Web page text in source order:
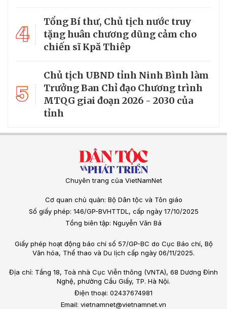
4
Tổng Bí thư, Chủ tịch nước truy
tặng huân chương dũng cảm cho
chiến sĩ Kpă Thiêp
5
Chủ tịch UBND tỉnh Ninh Bình làm
Trưởng Ban Chỉ đạo Chương trình
MTQG giai đoạn 2026 - 2030 của
tỉnh
Chuyên trang của VietNamNet
Cơ quan chủ quản: Bộ Dân tộc và Tôn giáo
Số giấy phép: 146/GP-BVHTTDL, cấp ngày 17/10/2025
Tổng biên tập: Nguyễn Văn Bá
Giấy phép hoạt động báo chí số 57/GP-BC do Cục Báo chí, Bộ
Văn hóa, Thể thao và Du lịch cấp ngày 06/11/2025.
Địa chỉ: Tầng 18, Toà nhà Cục Viễn thông (VNTA), 68 Dương Đình
Nghệ, phường Cầu Giấy, TP. Hà Nội.
Điện thoại: 02437674981
Email: vietnamnet@vietnamnet.vn